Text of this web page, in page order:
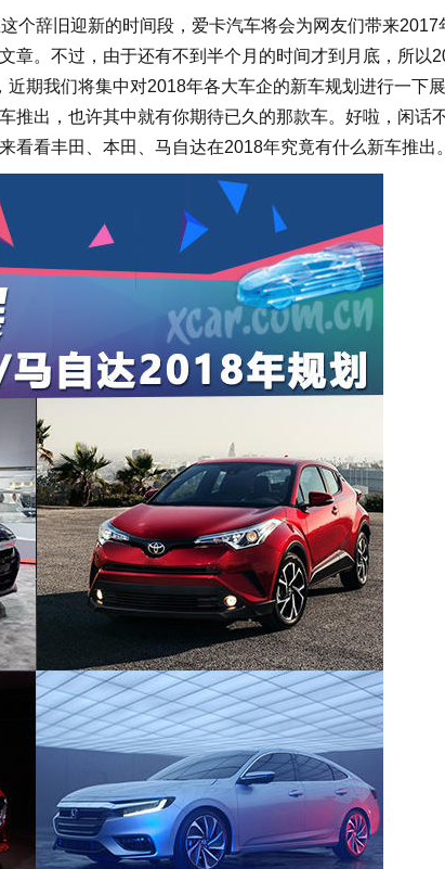
辞旧迎新的时间段，爱卡汽车将会为网友们带来2017
章。不过，由于还有不到半个月的时间才到月底，所以
期我们将集中对2018年各大车企的新车规划进行一下
推出，也许其中就有你期待已久的那款车。好啦，闲话
看看丰田、本田、马自达在2018年究竟有什么新车推出